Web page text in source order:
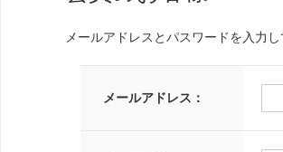
メールアドレスとパスワードを入力
メールアドレス：